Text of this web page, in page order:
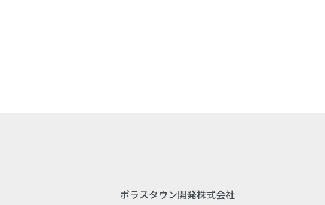
ポラスタウン開発株式会社